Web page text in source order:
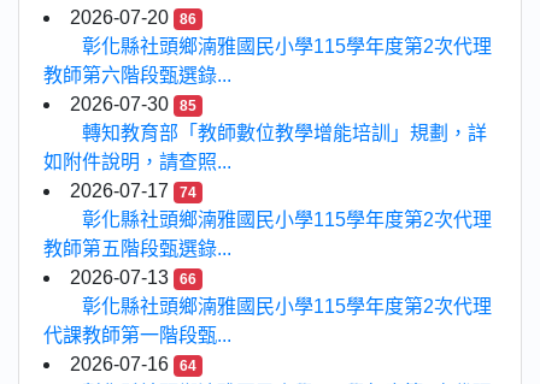
2026-07-20
86
彰化縣社頭鄉湳雅國民小學115學年度第2次代理
教師第六階段甄選錄...
2026-07-30
85
轉知教育部「教師數位教學增能培訓」規劃，詳
如附件說明，請查照...
2026-07-17
74
彰化縣社頭鄉湳雅國民小學115學年度第2次代理
教師第五階段甄選錄...
2026-07-13
66
彰化縣社頭鄉湳雅國民小學115學年度第2次代理
代課教師第一階段甄...
2026-07-16
64